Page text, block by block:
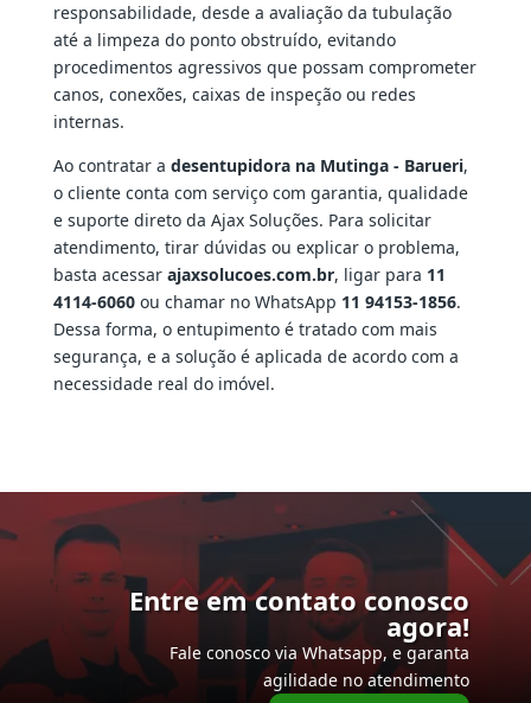
responsabilidade, desde a avaliação da tubulação
até a limpeza do ponto obstruído, evitando
procedimentos agressivos que possam comprometer
canos, conexões, caixas de inspeção ou redes
internas.
Ao contratar a desentupidora na Mutinga - Barueri,
o cliente conta com serviço com garantia, qualidade
e suporte direto da Ajax Soluções. Para solicitar
atendimento, tirar dúvidas ou explicar o problema,
basta acessar ajaxsolucoes.com.br, ligar para 11
4114-6060ou chamar no WhatsApp 11 94153-1856.
Dessa forma, o entupimento é tratado com mais
segurança, e a solução é aplicada de acordo com a
necessidade real do imóvel.
Entre em contato conosco
agora!
Fale conosco via Whatsapp, e garanta
agilidade no atendimento